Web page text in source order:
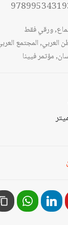
,ورقي فقط
العربي,المجتمع
,مؤتمر فيينا